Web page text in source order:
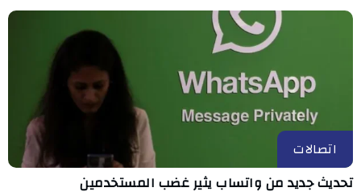
اتصالات
تحديث جديد من واتساب يثير غضب المستخدمين